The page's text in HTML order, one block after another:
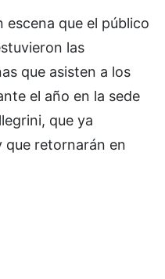
escena que el público
las
que asisten a los
el año en la sede
que ya
que retornarán en